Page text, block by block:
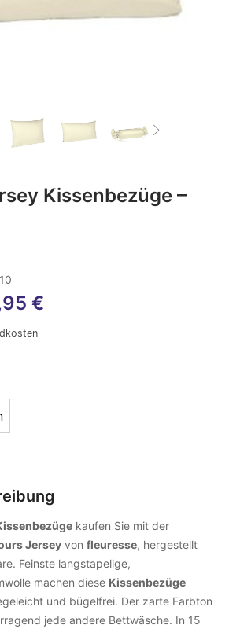
Kissenbezüge –
€
kaufen Sie mit der
Jersey von fleuresse, hergestellt
Feinste langstapelige,
machen diese Kissenbezüge
und bügelfrei. Der zarte Farbton
jede andere Bettwäsche. In 15